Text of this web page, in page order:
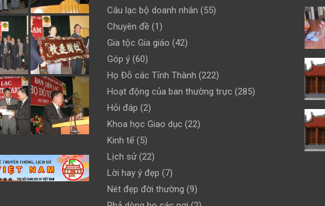
Câu lạc bộ doanh nhân (55)
Chuyên đề (1)
Gia tộc Gia giáo (42)
Góp ý (60)
Họ Đỗ các Tỉnh Thành (222)
Hoạt động của ban thường trực (285)
Hỏi đáp (2)
Khoa học Giao dục (22)
Kinh tế(5)
Lịch sử(22)
Lời hay ý đẹp (7)
Nét đẹp đời thường (9)